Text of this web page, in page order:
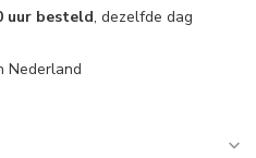
uur besteld, dezelfde dag
Nederland